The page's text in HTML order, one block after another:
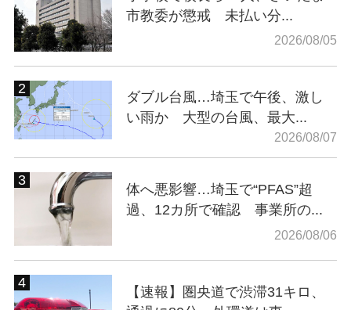
市教委が懲戒 未払い分...
2026/08/05
ダブル台風…埼玉で午後、激し
い雨か 大型の台風、最大...
2026/08/07
体へ悪影響…埼玉で“PFAS”超
過、12カ所で確認 事業所の...
2026/08/06
【速報】圏央道で渋滞31キロ、